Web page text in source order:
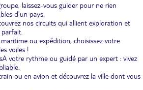
laissez-vous guider pour ne rien
d'un pays.
nos circuits qui allient exploration et
ou expédition, choisissez votre
voiles !
A votre rythme ou guidé par un expert : vivez
ou en avion et découvrez la ville dont vous